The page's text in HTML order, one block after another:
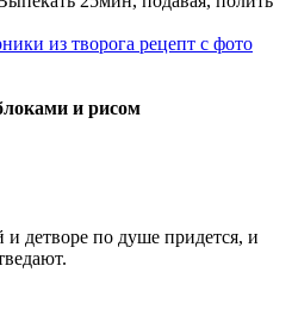
из творога рецепт с фото
и рисом
детворе по душе придется, и